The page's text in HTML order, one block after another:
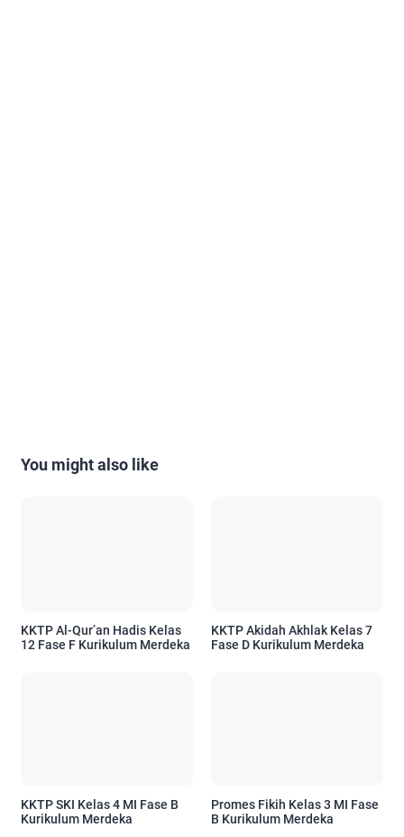
You might also like
KKTP Al-Qur’an Hadis Kelas
12 Fase F Kurikulum Merdeka
KKTP Akidah Akhlak Kelas 7
Fase D Kurikulum Merdeka
KKTP SKI Kelas 4 MI Fase B
Kurikulum Merdeka
Promes Fikih Kelas 3 MI Fase
B Kurikulum Merdeka